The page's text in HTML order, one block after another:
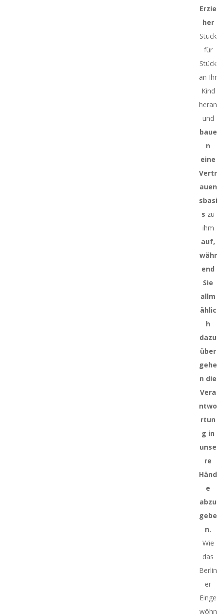
Erzie
her
Stück
für
Stück
an Ihr
Kind
heran
und
baue
n
eine
Vertr
auen
sbasi
s zu
ihm
auf,
währ
end
Sie
allm
ählic
h
dazu
über
gehe
n die
Vera
ntwo
rtun
g in
unse
re
Händ
e
abzu
gebe
n.
Wie
das
Berlin
er
Einge
wöhn